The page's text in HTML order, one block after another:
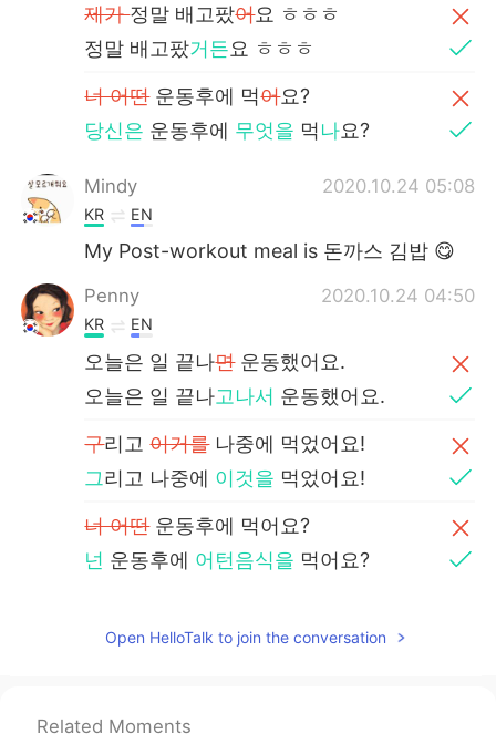
제가정말 배고팠어요 ㅎㅎㅎ
정말 배고팠거든요 ㅎㅎㅎ
너 어떤운동후에 먹어요?
당신은 운동후에 무엇을 먹나요?
Mindy 2020.10.24 05:08
KR EN
My Post-workout meal is 돈까스 김밥 😋
Penny 2020.10.24 04:50
KR EN
오늘은 일 끝나면운동했어요.
오늘은 일 끝나고나서 운동했어요.
구리고이거를나중에 먹었어요!
그리고 나중에 이것을 먹었어요!
너 어떤운동후에 먹어요?
넌 운동후에 어턴음식을 먹어요?
Open HelloTalk to join the conversation
Related Moments